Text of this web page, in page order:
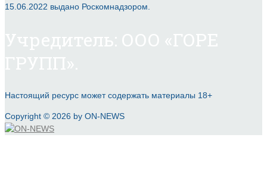
15.06.2022 выдано Роскомнадзором.
Настоящий ресурс может содержать материалы 18+
Copyright © 2026 by ON-NEWS